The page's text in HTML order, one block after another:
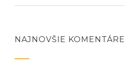
NAJNOVŠIE KOMENTÁRE